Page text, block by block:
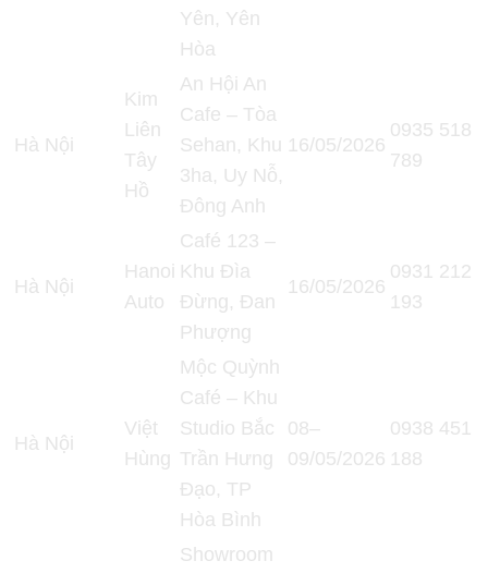
Yên, Yên
Hòa
Hà Nội
Kim
Liên
Tây
Hồ
An Hội An
Cafe – Tòa
Sehan, Khu
3ha, Uy Nỗ,
Đông Anh
16/05/2026
0935 518
789
Hà Nội
Hanoi
Auto
Café 123 –
Khu Đìa
Đừng, Đan
Phượng
16/05/2026
0931 212
193
Hà Nội
Việt
Hùng
Mộc Quỳnh
Café – Khu
Studio Bắc
Trần Hưng
Đạo, TP
Hòa Bình
08–
09/05/2026
0938 451
188
Showroom